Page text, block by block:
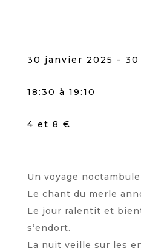
30 janvier 2025 -
18:30 à 19:10
4 et 8 €
Un voyage
Le chant du merle
Le jour ralentit et
s’endort.
La nuit veille sur les